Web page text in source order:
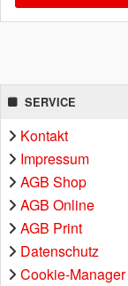
SERVICE
Kontakt
Impressum
AGB Shop
AGB Online
AGB Print
Datenschutz
Cookie-Manager